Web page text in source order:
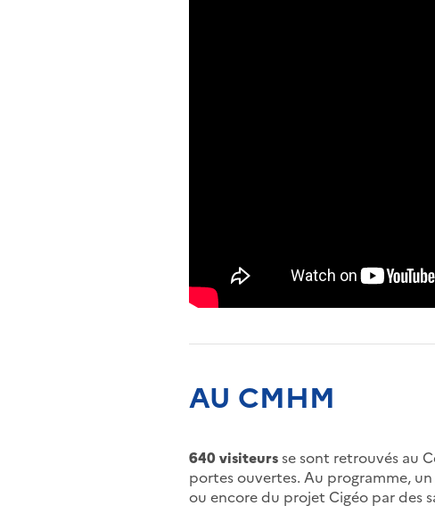
AU CMHM
640 visiteursse sont retrouvés au
portes ouvertes. Au programme,
ou encore du projet Cigéo par des